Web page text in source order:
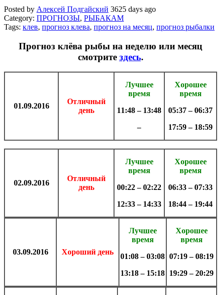
Posted by Алексей Подгайский 3625 days ago
Category: ПРОГНОЗЫ, РЫБАКАМ
Tags: клев, прогноз клева, прогноз на месяц, прогноз рыбалки
Прогноз клёва рыбы на неделю или месяц
смотрите здесь.
01.09.2016
Отличный
день
Лучшее
время
11:48 – 13:48
–
Хорошее
время
05:37 – 06:37
17:59 – 18:59
02.09.2016
Отличный
день
Лучшее
время
00:22 – 02:22
12:33 – 14:33
Хорошее
время
06:33 – 07:33
18:44 – 19:44
03.09.2016 Хороший день
Лучшее
время
01:08 – 03:08
13:18 – 15:18
Хорошее
время
07:19 – 08:19
19:29 – 20:29